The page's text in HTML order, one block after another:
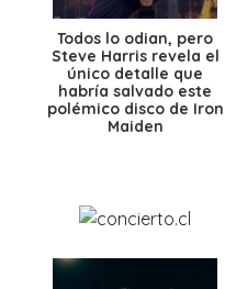
Todos lo odian, pero
Steve Harris revela el
único detalle que
habría salvado este
polémico disco de Iron
Maiden